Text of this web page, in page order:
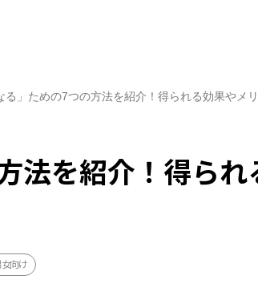
る」ための7つの方法を紹介！得られる効果やメ
法を紹介！得られ
女向け